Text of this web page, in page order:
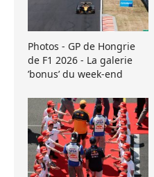
Photos - GP de Hongrie
de F1 2026 - La galerie
’bonus’ du week-end